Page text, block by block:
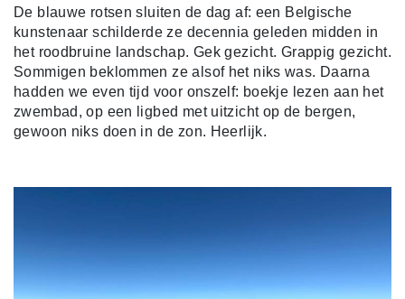
De blauwe rotsen sluiten de dag af: een Belgische
kunstenaar schilderde ze decennia geleden midden in
het roodbruine landschap. Gek gezicht. Grappig gezicht.
Sommigen beklommen ze alsof het niks was. Daarna
hadden we even tijd voor onszelf: boekje lezen aan het
zwembad, op een ligbed met uitzicht op de bergen,
gewoon niks doen in de zon. Heerlijk.